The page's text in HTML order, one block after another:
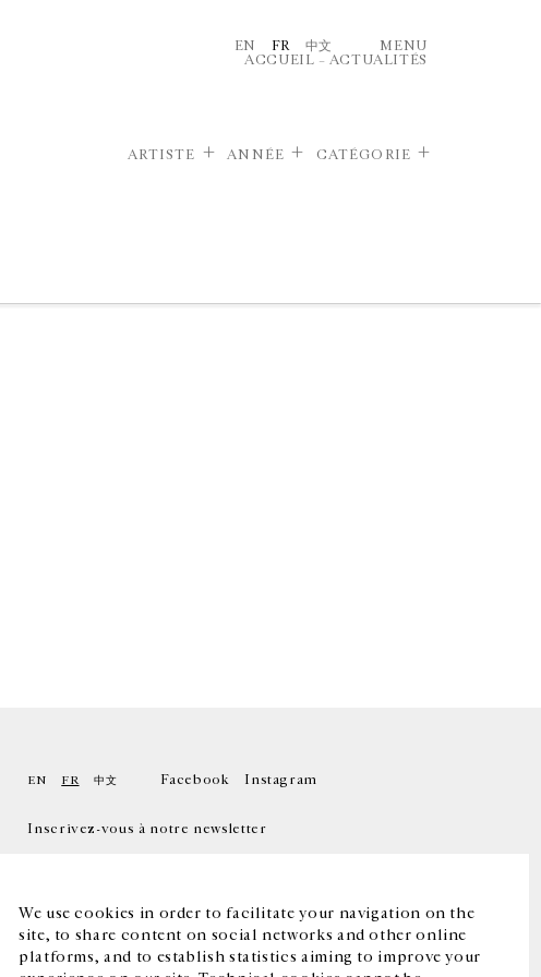
We use cookies in order to facilitate your navigation on the
site, to share content on social networks and other online
platforms, and to establish statistics aiming to improve your
EN FR 中文
MENU
ACCUEIL – ACTUALITÉS
ARTISTE ANNÉE CATÉGORIE
EN FR 中文 Facebook Instagram
Inscrivez-vous à notre newsletter